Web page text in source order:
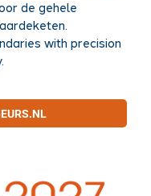
de gehele
with precision